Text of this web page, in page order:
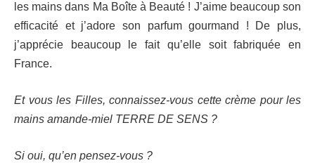
les mains dans Ma Boîte à Beauté ! J’aime beaucoup son
efficacité et j’adore son parfum gourmand ! De plus,
j’apprécie beaucoup le fait qu’elle soit fabriquée en
France.
Et vous les Filles, connaissez-vous cette crème pour les
mains amande-miel TERRE DE SENS ?
Si oui, qu’en pensez-vous ?